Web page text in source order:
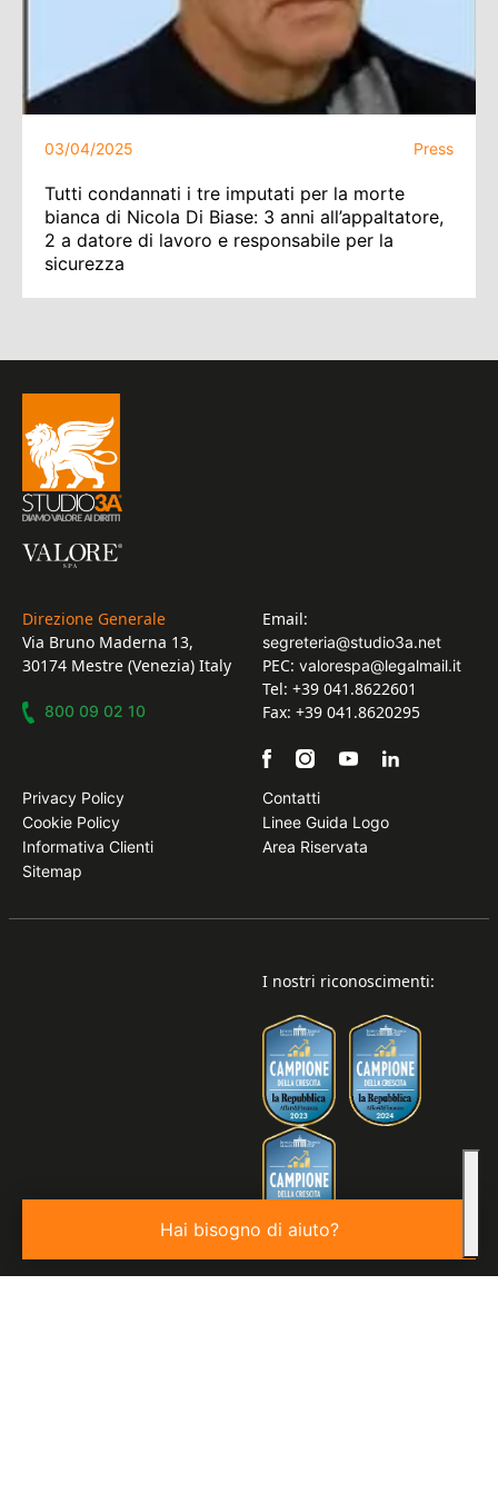
Hai bisogno di aiuto?
03/04/2025 Press
Tutti condannati i tre imputati per la morte
bianca di Nicola Di Biase: 3 anni all’appaltatore,
2 a datore di lavoro e responsabile per la
sicurezza
Direzione Generale
Via Bruno Maderna 13,
30174 Mestre (Venezia) Italy
800 09 02 10
Email:
segreteria@studio3a.net
PEC: valorespa@legalmail.it
Tel: +39 041.8622601
Fax: +39 041.8620295
Privacy Policy
Cookie Policy
Informativa Clienti
Sitemap
Contatti
Linee Guida Logo
Area Riservata
I nostri riconoscimenti: